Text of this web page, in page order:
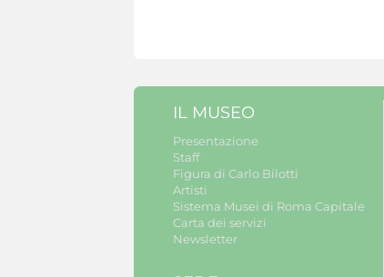
IL MUSEO
Presentazione
Staff
Figura di Carlo Bilotti
Artisti
Sistema Musei di Roma Capitale
Carta dei servizi
Newsletter